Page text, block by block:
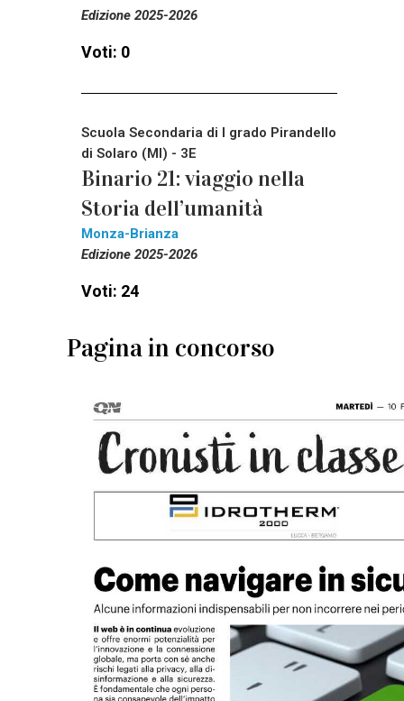
Edizione 2025-2026
Voti: 0
Scuola Secondaria di I grado Pirandello
di Solaro (MI) - 3E
Binario 21: viaggio nella
Storia dell’umanità
Monza-Brianza
Edizione 2025-2026
Voti: 24
Pagina in concorso